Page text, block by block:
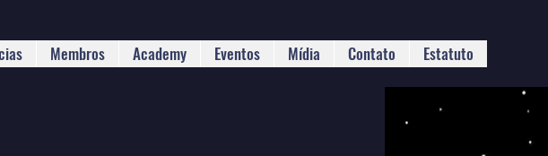
Membros Academy Eventos Mídia Contato Estatuto